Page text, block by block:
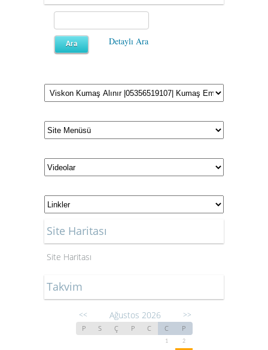
Detaylı Ara
Site Haritası
Site Haritası
Takvim
<< Ağustos 2026 >>
P S Ç P C C P
1
2